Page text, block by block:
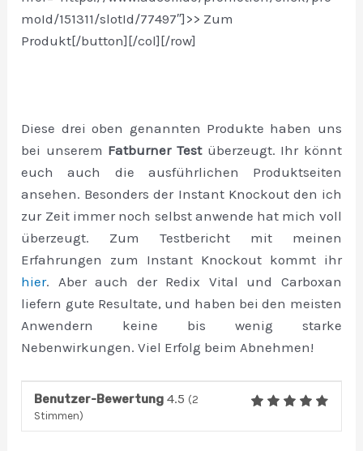
moId/151311/slotId/77497″]>> Zum
Produkt[/button][/col][/row]
Diese drei oben genannten Produkte haben uns
bei unserem Fatburner Testüberzeugt. Ihr könnt
euch auch die ausführlichen Produktseiten
ansehen. Besonders der Instant Knockout den ich
zur Zeit immer noch selbst anwende hat mich voll
überzeugt. Zum Testbericht mit meinen
Erfahrungen zum Instant Knockout kommt ihr
hier. Aber auch der Redix Vital und Carboxan
liefern gute Resultate, und haben bei den meisten
Anwendern keine bis wenig starke
Nebenwirkungen. Viel Erfolg beim Abnehmen!
Benutzer-Bewertung 4.5 (2
Stimmen)